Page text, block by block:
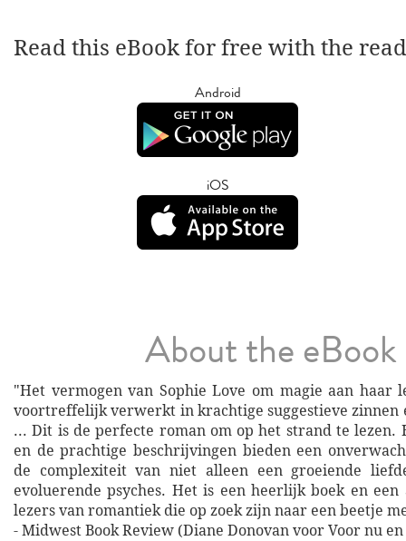
Read this eBook for free with the
Android
iOS
About the eBook
"Het vermogen van Sophie Love om magie aan haar
voortreffelijk verwerkt in krachtige suggestieve zinnen
... Dit is de perfecte roman om op het strand te lezen.
en de prachtige beschrijvingen bieden een
de complexiteit van niet alleen een groeiende
evoluerende psyches. Het is een heerlijk boek en een
lezers van romantiek die op zoek zijn naar een beetje
- Midwest Book Review (Diane Donovan voor Voor nu